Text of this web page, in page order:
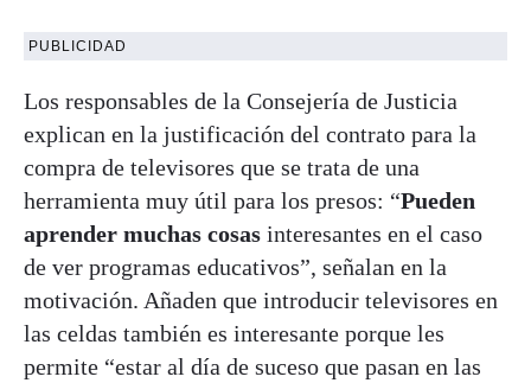
PUBLICIDAD
Los responsables de la Consejería de Justicia
explican en la justificación del contrato para la
compra de televisores que se trata de una
herramienta muy útil para los presos: “Pueden
aprender muchas cosas interesantes en el caso
de ver programas educativos”, señalan en la
motivación. Añaden que introducir televisores en
las celdas también es interesante porque les
permite “estar al día de suceso que pasan en las